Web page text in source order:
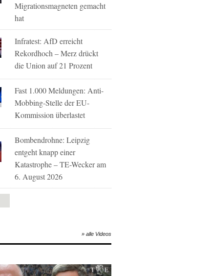
Migrationsmagneten gemacht
hat
Infratest: AfD erreicht
Rekordhoch – Merz drückt
die Union auf 21 Prozent
Fast 1.000 Meldungen: Anti-
Mobbing-Stelle der EU-
Kommission überlastet
Bombendrohne: Leipzig
entgeht knapp einer
Katastrophe – TE-Wecker am
6. August 2026
» alle Videos